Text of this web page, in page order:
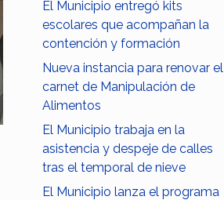
El Municipio entregó kits
escolares que acompañan la
contención y formación
Nueva instancia para renovar el
carnet de Manipulación de
Alimentos
El Municipio trabaja en la
asistencia y despeje de calles
tras el temporal de nieve
El Municipio lanza el programa